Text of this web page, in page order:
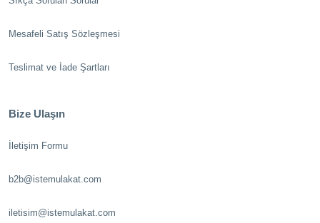
Mesafeli Satış Sözleşmesi
Teslimat ve İade Şartları
Bize Ulaşın
İletişim Formu
b2b@istemulakat.com
iletisim@istemulakat.com